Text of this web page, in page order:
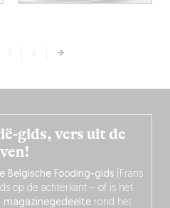
gids, vers uit de
Belgische Fooding-gids (Frans
op de achterkant – of is het
magazinegedeelte rond het